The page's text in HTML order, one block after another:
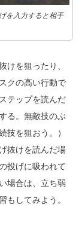
を入力すると相手
けを狙ったり、
クの高い行動で
テップを読んだ
る。無敵技のぶ
技を狙おう。）
抜けを読んだ場
投げに吸われて
場合は、立ち弱
もしてみよう。